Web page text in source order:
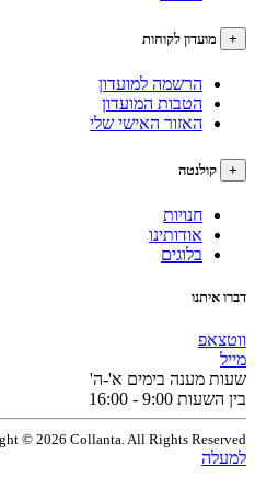
לקוחות
הרשמה למועדון
הטבות המועדון
האזור האישי שלי
חנויות
אודותינו
בלוגים
מענה בימים א'-ה'
- 16:00
Copyright © 2026 Collanta. All Rights